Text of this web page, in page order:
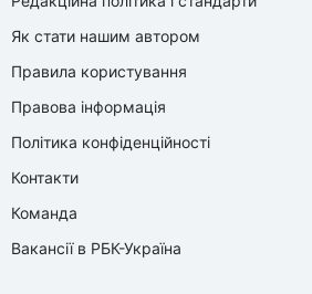
Як стати нашим автором
Правила користування
Правова інформація
Політика конфіденційності
Контакти
Команда
Вакансії в РБК-Україна